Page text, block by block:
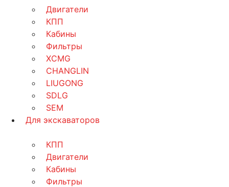
Двигатели
КПП
Кабины
Фильтры
XCMG
CHANGLIN
LIUGONG
SDLG
SEM
Для экскаваторов
КПП
Двигатели
Кабины
Фильтры